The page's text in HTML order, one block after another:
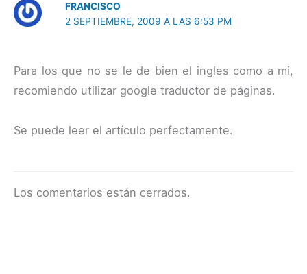
FRANCISCO
2 SEPTIEMBRE, 2009 A LAS 6:53 PM
Para los que no se le de bien el ingles como a mi,
recomiendo utilizar google traductor de páginas.
Se puede leer el artículo perfectamente.
Los comentarios están cerrados.